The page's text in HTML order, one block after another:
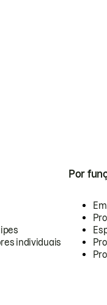
individuais
Por